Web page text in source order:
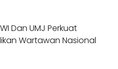
Dan UMJ Perkuat
Wartawan Nasional